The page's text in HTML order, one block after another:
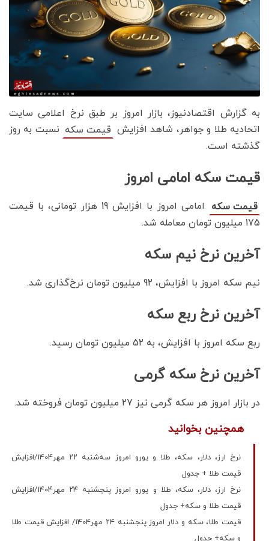
به گزارش اقتصادنیوز، بازار امروز بر طبق نرخ اعلامی سایت
اتحادیه طلا و جواهر، شاهد افزایش قیمت‌‌‌‌ سکه نسبت به روز
گذشته است.
قیمت سکه امامی امروز
قیمت سکه
امامی امروز با افزایش 19 هزار تومانی، با قیمت
175 میلیون تومان معامله شد.
آخرین نرخ نیم سکه
نیم سکه امروز با افزایش، 92 میلیون تومان نرخ‌گذاری شد.
آخرین نرخ ربع سکه
ربع سکه امروز با افزایش، به 52 میلیون تومان رسید.
آخرین نرخ سکه گرمی
در بازار امروز هر سکه گرمی نیز 27 میلیون تومان فروخته شد.
همچنین بخوانید
نرخ ارز، دلار، سکه، طلا و یورو امروز سه‌شنبه ۲۲ مهر1404/افزایش
قیمت طلا + جدول
نرخ ارز، دلار، سکه، طلا و یورو امروز پنجشنبه ۲۴ مهر1404/افزایش
قیمت طلا و سکه+ جدول
قیمت طلا، سکه و دلار امروز پنجشنبه ۲۴ مهر1404/ افزایش قیمت‌ طلا
و سکه+ جدول